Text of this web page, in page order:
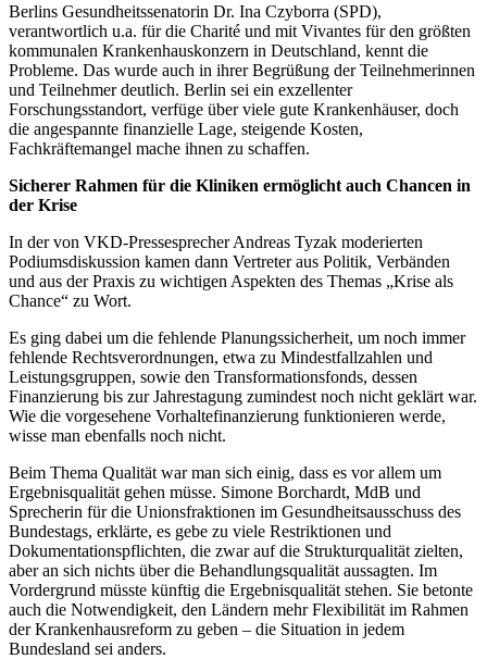
Berlins Gesundheitssenatorin Dr. Ina Czyborra (SPD),
verantwortlich u.a. für die Charité und mit Vivantes für den größten
kommunalen Krankenhauskonzern in Deutschland, kennt die
Probleme. Das wurde auch in ihrer Begrüßung der Teilnehmerinnen
und Teilnehmer deutlich. Berlin sei ein exzellenter
Forschungsstandort, verfüge über viele gute Krankenhäuser, doch
die angespannte finanzielle Lage, steigende Kosten,
Fachkräftemangel mache ihnen zu schaffen.
Sicherer Rahmen für die Kliniken ermöglicht auch Chancen in
der Krise
In der von VKD-Pressesprecher Andreas Tyzak moderierten
Podiumsdiskussion kamen dann Vertreter aus Politik, Verbänden
und aus der Praxis zu wichtigen Aspekten des Themas „Krise als
Chance“ zu Wort.
Es ging dabei um die fehlende Planungssicherheit, um noch immer
fehlende Rechtsverordnungen, etwa zu Mindestfallzahlen und
Leistungsgruppen, sowie den Transformationsfonds, dessen
Finanzierung bis zur Jahrestagung zumindest noch nicht geklärt war.
Wie die vorgesehene Vorhaltefinanzierung funktionieren werde,
wisse man ebenfalls noch nicht.
Beim Thema Qualität war man sich einig, dass es vor allem um
Ergebnisqualität gehen müsse. Simone Borchardt, MdB und
Sprecherin für die Unionsfraktionen im Gesundheitsausschuss des
Bundestags, erklärte, es gebe zu viele Restriktionen und
Dokumentationspflichten, die zwar auf die Strukturqualität zielten,
aber an sich nichts über die Behandlungsqualität aussagten. Im
Vordergrund müsste künftig die Ergebnisqualität stehen. Sie betonte
auch die Notwendigkeit, den Ländern mehr Flexibilität im Rahmen
der Krankenhausreform zu geben – die Situation in jedem
Bundesland sei anders.